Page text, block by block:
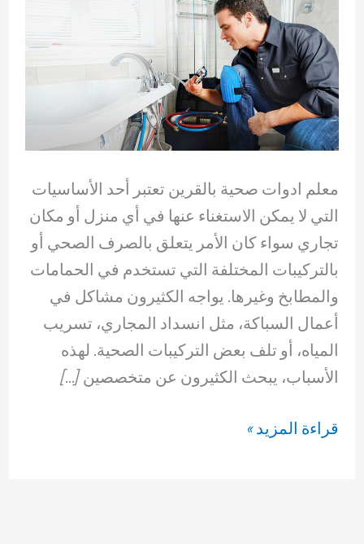
معلم ادوات صحية بالقرين تعتبر أحد الأساسيات
التي لا يمكن الاستغناء عنها في أي منزل أو مكان
تجاري سواء كان الأمر يتعلق بالصرف الصحي أو
بالتركيبات المختلفة التي تستخدم في الحمامات
والمطابخ وغيرها. يواجه الكثيرون مشاكل في
أعمال السباكة، مثل انسداد المجاري، تسريب
المياه، أو تلف بعض التركيبات الصحية. لهذه
الأسباب، يبحث الكثيرون عن متخصصين […]
معلم
قراءة المزيد »